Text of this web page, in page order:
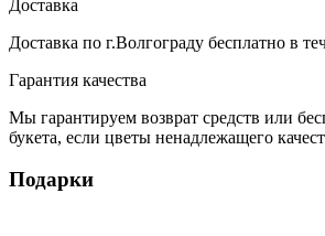
Доставка
Доставка по г.Волгограду бесплатно в
Гарантия качества
Мы гарантируем возврат средств или
букета, если цветы ненадлежащего
Подарки